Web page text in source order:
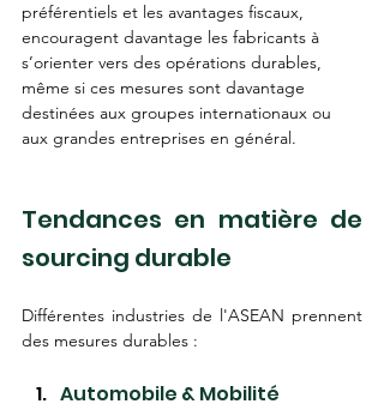
préférentiels et les avantages fiscaux,
encouragent davantage les fabricants à
s’orienter vers des opérations durables,
même si ces mesures sont davantage
destinées aux groupes internationaux ou
aux grandes entreprises en général.
Tendances en matière de
sourcing durable
Différentes industries de l'ASEAN prennent
des mesures durables :
Automobile & Mobilité